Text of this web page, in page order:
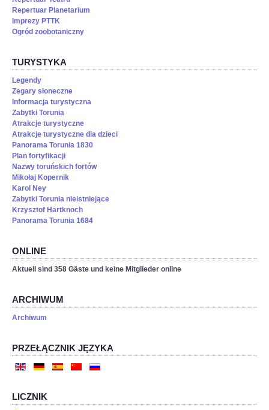
Repertuar Planetarium
Imprezy PTTK
Ogród zoobotaniczny
TURYSTYKA
Legendy
Zegary słoneczne
Informacja turystyczna
Zabytki Torunia
Atrakcje turystyczne
Atrakcje turystyczne dla dzieci
Panorama Torunia 1830
Plan fortyfikacji
Nazwy toruńskich fortów
Mikołaj Kopernik
Karol Ney
Zabytki Torunia nieistniejące
Krzysztof Hartknoch
Panorama Torunia 1684
ONLINE
Aktuell sind 358 Gäste und keine Mitglieder online
ARCHIWUM
Archiwum
PRZEŁĄCZNIK JĘZYKA
LICZNIK